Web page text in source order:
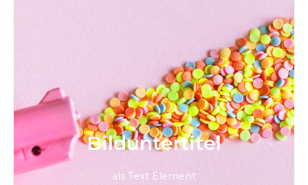
Bild­unter­titel
als Text Element